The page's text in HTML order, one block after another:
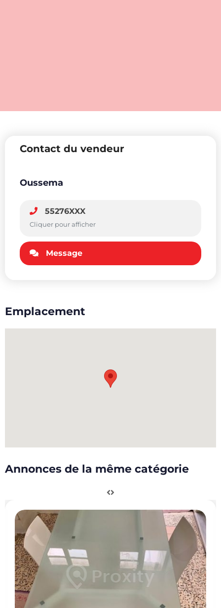
Contact du vendeur
Oussema
55276XXX
Cliquer pour afficher
Message
Emplacement
Annonces de la même catégorie